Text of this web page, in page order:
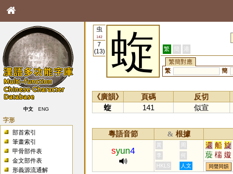
中文 ENG
字形
部首索引
筆畫索引
甲骨部件表
金文部件表
形義源流通解
虫
142
7
(13)
蜁 繁 簡 港
繁簡對應
繁
簡
《廣韻》 頁碼 反切
蜁
141 似宣
粵語音節 & 根據
syun4
黃 周 還 船 旋
蔙 椯 嫙
李
何
HKLS
人文 同聲同韻